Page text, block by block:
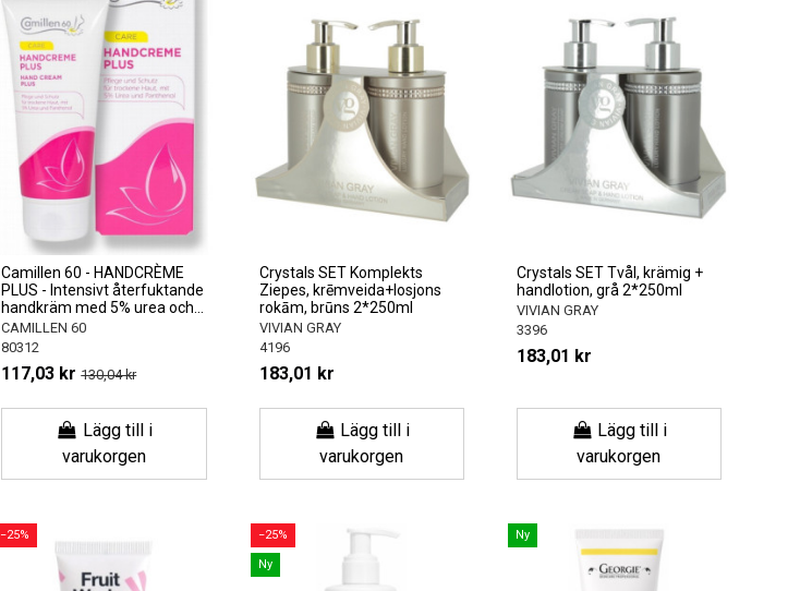
Camillen 60 - HANDCRÈME
PLUS - Intensivt återfuktande
handkräm med 5% urea och...
CAMILLEN 60
80312
117,03 kr 130,04 kr
Lägg till i
varukorgen
Crystals SET Komplekts
Ziepes, krēmveida+losjons
rokām, brūns 2*250ml
VIVIAN GRAY
4196
183,01 kr
Lägg till i
varukorgen
Crystals SET Tvål, krämig +
handlotion, grå 2*250ml
VIVIAN GRAY
3396
183,01 kr
Lägg till i
varukorgen
−25% −25%
Ny
Ny